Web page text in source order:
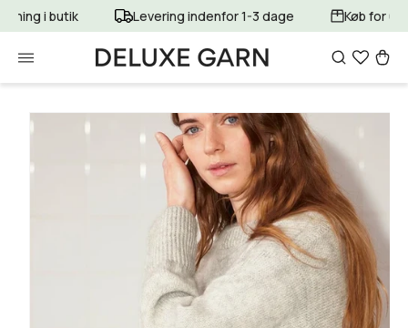
Gå til
indhold
Levering indenfor 1-3 dage Køb for 699 kr.
Gå til
produktoplysninger